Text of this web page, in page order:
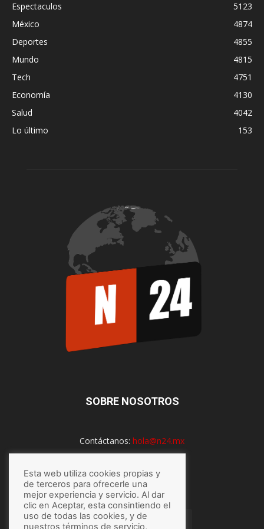
Espectaculos
5123
México
4874
Deportes
4855
Mundo
4815
Tech
4751
Economía
4130
Salud
4042
Lo último
153
SOBRE NOSOTROS
Contáctanos: hola@n24.mx
SÍGUENOS
Esta web utiliza cookies propias y
de terceros para ofrecerle una
mejor experiencia y servicio. Al dar
clic en Aceptar, esta consintiendo el
uso de todas las cookies, y de
nuestros términos de servicio,